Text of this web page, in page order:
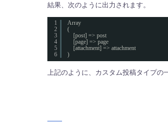
結果、次のように出力されます。
1
2
3
4
5
6
Array
(
[post] => post
[page] => page
[attachment] => attachment
)
上記のように、カスタム投稿タイプの